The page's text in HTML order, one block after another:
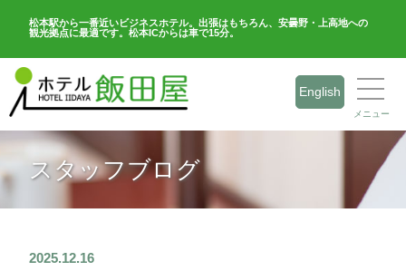
松本駅から一番近いビジネスホテル。出張はもちろん、安曇野・上高地への
観光拠点に最適です。松本ICからは車で15分。
English
メニュー
スタッフブログ
2025.12.16